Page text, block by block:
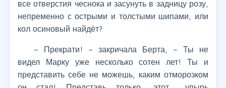
все отверстия чеснока и засунуть в задницу розу,
непременно с острыми и толстыми шипами, или
кол осиновый найдёт?
– Прекрати! – закричала Берта, – Ты не
видел Марку уже несколько сотен лет! Ты и
представить себе не можешь, каким отморозком